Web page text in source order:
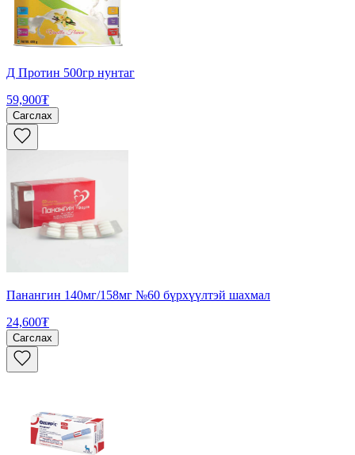
Д Протин 500гр нунтаг
59,900₮
Сагслах
Панангин 140мг/158мг №60 бүрхүүлтэй шахмал
24,600₮
Сагслах